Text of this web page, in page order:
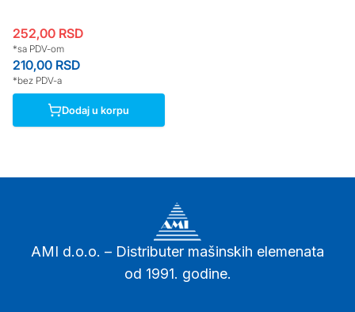
252,00 RSD
*sa PDV-om
210,00 RSD
*bez PDV-a
Dodaj u korpu
AMI d.o.o. – Distributer mašinskih elemenata
od 1991. godine.